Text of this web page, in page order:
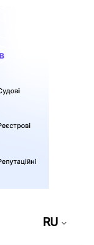
RU